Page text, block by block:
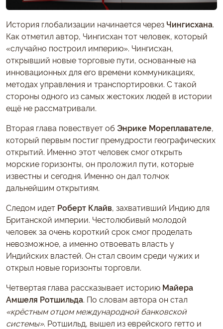
История глобализации начинается через Чингисхана.
Как отметил автор, Чингисхан тот человек, который
«случайно построил империю». Чингисхан,
открывший новые торговые пути, основанные на
инновационных для его времени коммуникациях,
методах управления и транспортировки. С такой
стороны одного из самых жестоких людей в истории
ещё не рассматривали.
Вторая глава повествует об Энрике Мореплавателе,
который первым постиг премудрости географических
открытий. Именно этот человек смог открыть
морские горизонты, он проложил пути, которые
известны и сегодня. Именно он дал толчок
дальнейшим открытиям.
Следом идет Роберт Клайв, захвативший Индию для
Британской империи. Честолюбивый молодой
человек за очень короткий срок смог проделать
невозможное, а именно отвоевать власть у
Индийских властей. Он стал своим среди чужих и
открыл новые горизонты торговли.
Четвертая глава рассказывает историю Майера
Амшеля Ротшильда. По словам автора он стал
«крёстным отцом международной банковской
системы». Ротшильд, вышел из еврейского гетто и